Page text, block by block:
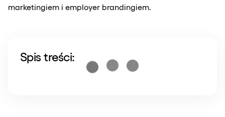
marketingiem i employer brandingiem.
Spis treści: